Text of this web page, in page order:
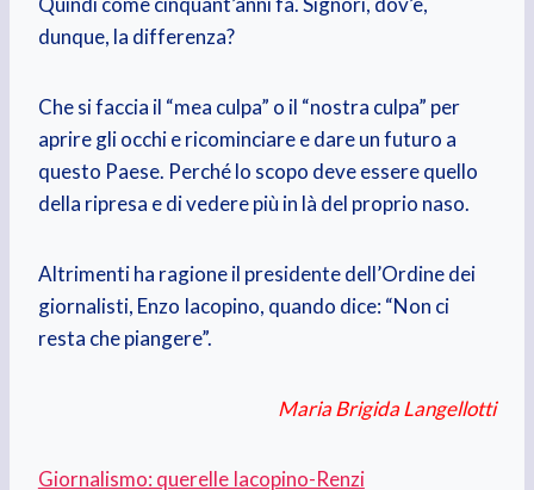
dunque, la differenza?
Che si faccia il “mea culpa” o il “nostra culpa” per
aprire gli occhi e ricominciare e dare un futuro a
questo Paese. Perché lo scopo deve essere quello
della ripresa e di vedere più in là del proprio naso.
Altrimenti ha ragione il presidente dell’Ordine dei
giornalisti, Enzo Iacopino, quando dice: “Non ci
resta che piangere”.
Maria Brigida Langellotti
Giornalismo: querelle Iacopino-Renzi